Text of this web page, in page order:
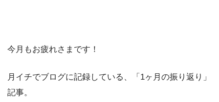
今月もお疲れさまです！
月イチでブログに記録している、「1ヶ月の振り返り」
記事。